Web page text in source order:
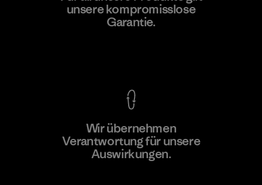
Mehr dazu
Factoryunsere kompromisslose
Garantie.
Wir übernehmen
Verantwortung für unsere
Auswirkungen.